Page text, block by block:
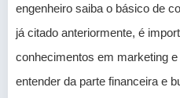
engenheiro saiba o básico de
já citado anteriormente, é
conhecimentos em marketing
entender da parte financeira e